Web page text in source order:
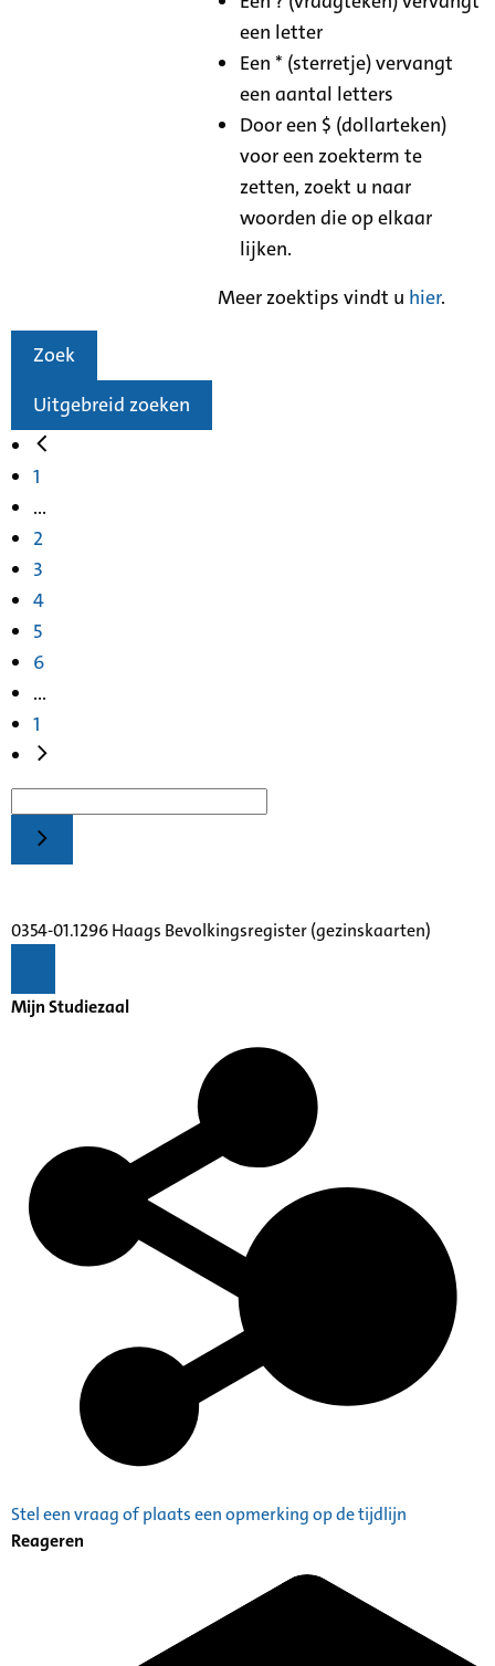
een letter
Een * (sterretje) vervangt
een aantal letters
Door een $ (dollarteken)
voor een zoekterm te
zetten, zoekt u naar
woorden die op elkaar
lijken.
Meer zoektips vindt u hier.
Zoek
Uitgebreid zoeken
1
...
2
3
4
5
6
...
1
0354-01.1296 Haags Bevolkingsregister (gezinskaarten)
Mijn Studiezaal
Stel een vraag of plaats een opmerking op de tijdlijn
Reageren